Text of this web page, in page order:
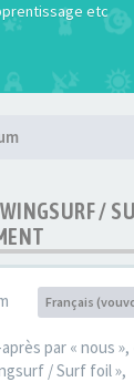
etc
/
Langue :
Français
par « nous »,
/ Surf foil »,